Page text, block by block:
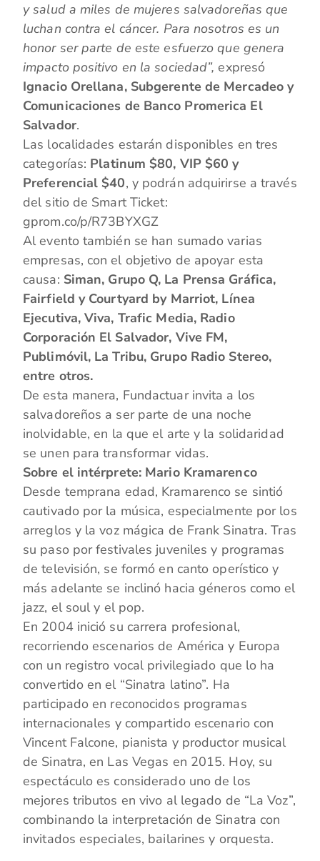
y salud a miles de mujeres salvadoreñas que
luchan contra el cáncer. Para nosotros es un
honor ser parte de este esfuerzo que genera
impacto positivo en la sociedad”, expresó
Ignacio Orellana, Subgerente de Mercadeo y
Comunicaciones de Banco Promerica El
Salvador.
Las localidades estarán disponibles en tres
categorías: Platinum $80, VIP $60 y
Preferencial $40, y podrán adquirirse a través
del sitio de Smart Ticket:
gprom.co/p/R73BYXGZ
Al evento también se han sumado varias
empresas, con el objetivo de apoyar esta
causa: Siman, Grupo Q, La Prensa Gráfica,
Fairfield y Courtyard by Marriot, Línea
Ejecutiva, Viva, Trafic Media, Radio
Corporación El Salvador, Vive FM,
Publimóvil, La Tribu, Grupo Radio Stereo,
entre otros.
De esta manera, Fundactuar invita a los
salvadoreños a ser parte de una noche
inolvidable, en la que el arte y la solidaridad
se unen para transformar vidas.
Sobre el intérprete: Mario Kramarenco
Desde temprana edad, Kramarenco se sintió
cautivado por la música, especialmente por los
arreglos y la voz mágica de Frank Sinatra. Tras
su paso por festivales juveniles y programas
de televisión, se formó en canto operístico y
más adelante se inclinó hacia géneros como el
jazz, el soul y el pop.
En 2004 inició su carrera profesional,
recorriendo escenarios de América y Europa
con un registro vocal privilegiado que lo ha
convertido en el “Sinatra latino”. Ha
participado en reconocidos programas
internacionales y compartido escenario con
Vincent Falcone, pianista y productor musical
de Sinatra, en Las Vegas en 2015. Hoy, su
espectáculo es considerado uno de los
mejores tributos en vivo al legado de “La Voz”,
combinando la interpretación de Sinatra con
invitados especiales, bailarines y orquesta.